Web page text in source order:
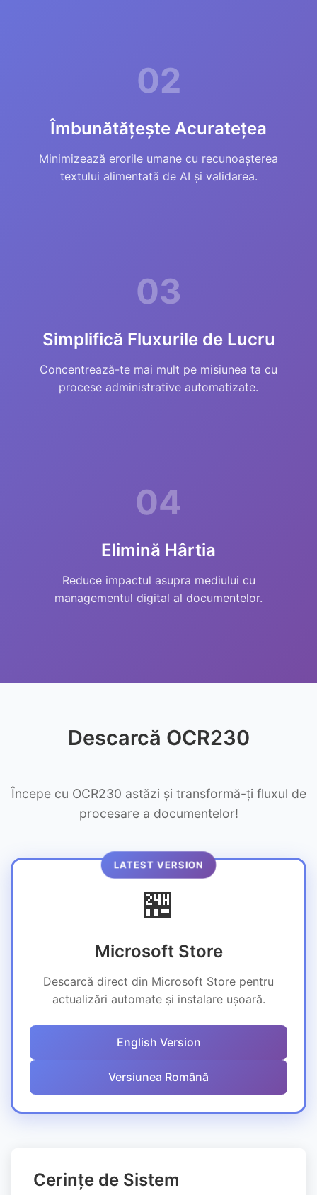
02
Îmbunătățește Acuratețea
Minimizează erorile umane cu recunoașterea
textului alimentată de AI și validarea.
03
Simplifică Fluxurile de Lucru
Concentrează-te mai mult pe misiunea ta cu
procese administrative automatizate.
04
Elimină Hârtia
Reduce impactul asupra mediului cu
managementul digital al documentelor.
Descarcă OCR230
Începe cu OCR230 astăzi și transformă-ți fluxul de
procesare a documentelor!
LATEST VERSION
🏪
Microsoft Store
Descarcă direct din Microsoft Store pentru
actualizări automate și instalare ușoară.
English Version
Versiunea Română
Cerințe de Sistem